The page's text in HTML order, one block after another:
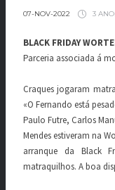
07-NOV-2022 3
BLACK FRIDAY
Parceria associada á
Craques jogaram
«O Fernando está
Paulo Futre, Carlos
Mendes estiveram na
arranque da Black
matraquilhos. A boa